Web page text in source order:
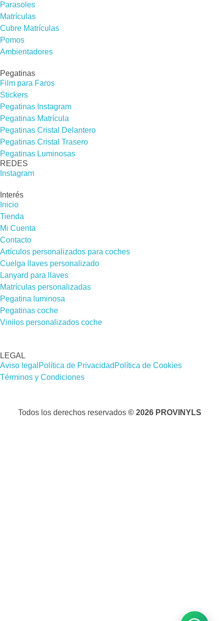
Parasoles
Matrículas
Cubre Matrículas
Pomos
Ambientadores
Pegatinas
Film para Faros
Stickers
Pegatinas Instagram
Pegatinas Matrícula
Pegatinas Cristal Delantero
Pegatinas Cristal Trasero
Pegatinas Luminosas
REDES​
Instagram
Interés
Inicio
Tienda
Mi Cuenta
Contacto
Artículos personalizados para coches
Cuelga llaves personalizado
Lanyard para llaves
Matrículas personalizadas
Pegatina luminosa
Pegatinas coche
Vinilos personalizados coche
LEGAL
Aviso legal Política de Privacidad Política de Cookies
Términos y Condiciones
Todos los derechos reservados © 2026 PROVINYLS